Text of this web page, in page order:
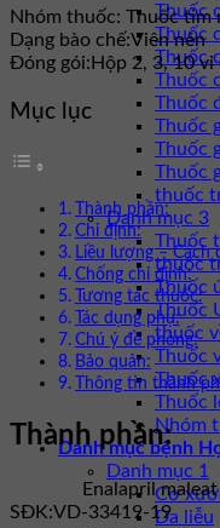
Thuốc
Thuốc
Thuốc
Thuốc
Thuốc
Thuốc
Thuốc
Thuốc
thuốc
Danh mục 3
Thuốc
thuốc
Thuốc
Thuốc
thuốc
Thuốc
Thuốc
Thuốc
Nhóm
Danh mục bệnh
Danh mục 1
Cơ
Da liễu
Nhóm thuốc: Thuốc tim
Dạng bào chế:Viên nén
Đóng gói: Hộp 2, 3, 10
Mục lục
Thành phần:
Chỉ định:
Liều lượng – Cách
Chống chỉ định:
Tương tác thuốc:
Tác dụng phụ:
Chú ý đề phòng:
Bảo quản:
Thông tin thành
Thành phần:
Enalapril
SĐK:VD-33419-19